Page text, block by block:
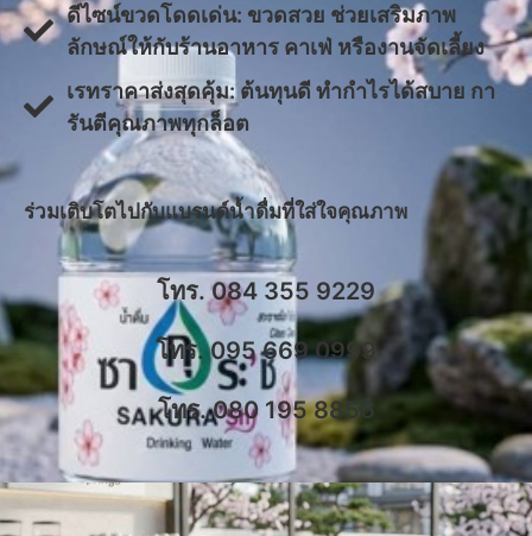
ดีไซน์ขวดโดดเด่น: ขวดสวย ช่วยเสริมภาพ
ลักษณ์ให้กับร้านอาหาร คาเฟ่ หรืองานจัดเลี้ยง
​เรทราคาส่งสุดคุ้ม: ต้นทุนดี ทำกำไรได้สบาย กา
รันตีคุณภาพทุกล็อต
​ร่วมเติบโตไปกับแบรนด์น้ำดื่มที่ใส่ใจคุณภาพ
โทร. 084 355 9229
โทร. 095 669 0999
โทร. 080 195 8856